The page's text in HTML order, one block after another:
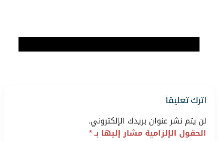
اترك تعليقاً
لن يتم نشر عنوان بريدك الإلكتروني.
الحقول الإلزامية مشار إليها بـ*